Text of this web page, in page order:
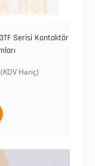
Serisi Kontaktör
Şu
₺ 10.900,00.
(KDV Hariç)